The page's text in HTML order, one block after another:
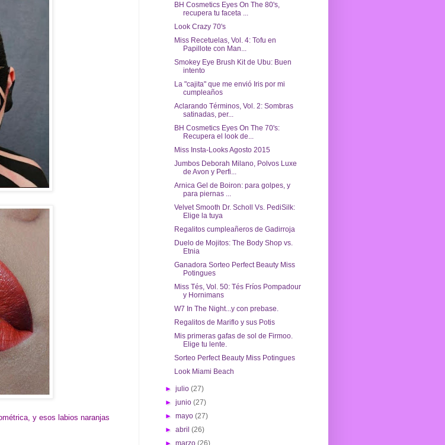
y esos labios naranjas
BH Cosmetics Eyes On The 80's,
recupera tu faceta ...
Look Crazy 70's
Miss Recetuelas, Vol. 4: Tofu en
Papillote con Man...
Smokey Eye Brush Kit de Ubu: Buen
intento
La "cajita" que me envió Iris por mi
cumpleaños
Aclarando Términos, Vol. 2: Sombras
satinadas, per...
BH Cosmetics Eyes On The 70's:
Recupera el look de...
Miss Insta-Looks Agosto 2015
Jumbos Deborah Milano, Polvos Luxe
de Avon y Perfi...
Arnica Gel de Boiron: para golpes, y
para piernas ...
Velvet Smooth Dr. Scholl Vs. PediSilk:
Elige la tuya
Regalitos cumpleañeros de Gadirroja
Duelo de Mojitos: The Body Shop vs.
Etnia
Ganadora Sorteo Perfect Beauty Miss
Potingues
Miss Tés, Vol. 50: Tés Fríos Pompadour
y Hornimans
W7 In The Night...y con prebase.
Regalitos de Mariflo y sus Potis
Mis primeras gafas de sol de Firmoo.
Elige tu lente.
Sorteo Perfect Beauty Miss Potingues
Look Miami Beach
►julio(27)
►junio(27)
►mayo(27)
►abril(26)